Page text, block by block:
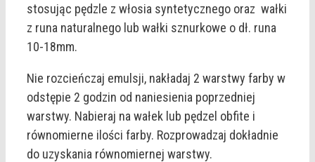
stosując pędzle z włosia syntetycznego oraz wałki
z runa naturalnego lub wałki sznurkowe o dł. runa
10-18mm.
Nie rozcieńczaj emulsji, nakładaj 2 warstwy farby w
odstępie 2 godzin od naniesienia poprzedniej
warstwy. Nabieraj na wałek lub pędzel obfite i
równomierne ilości farby. Rozprowadzaj dokładnie
do uzyskania równomiernej warstwy.